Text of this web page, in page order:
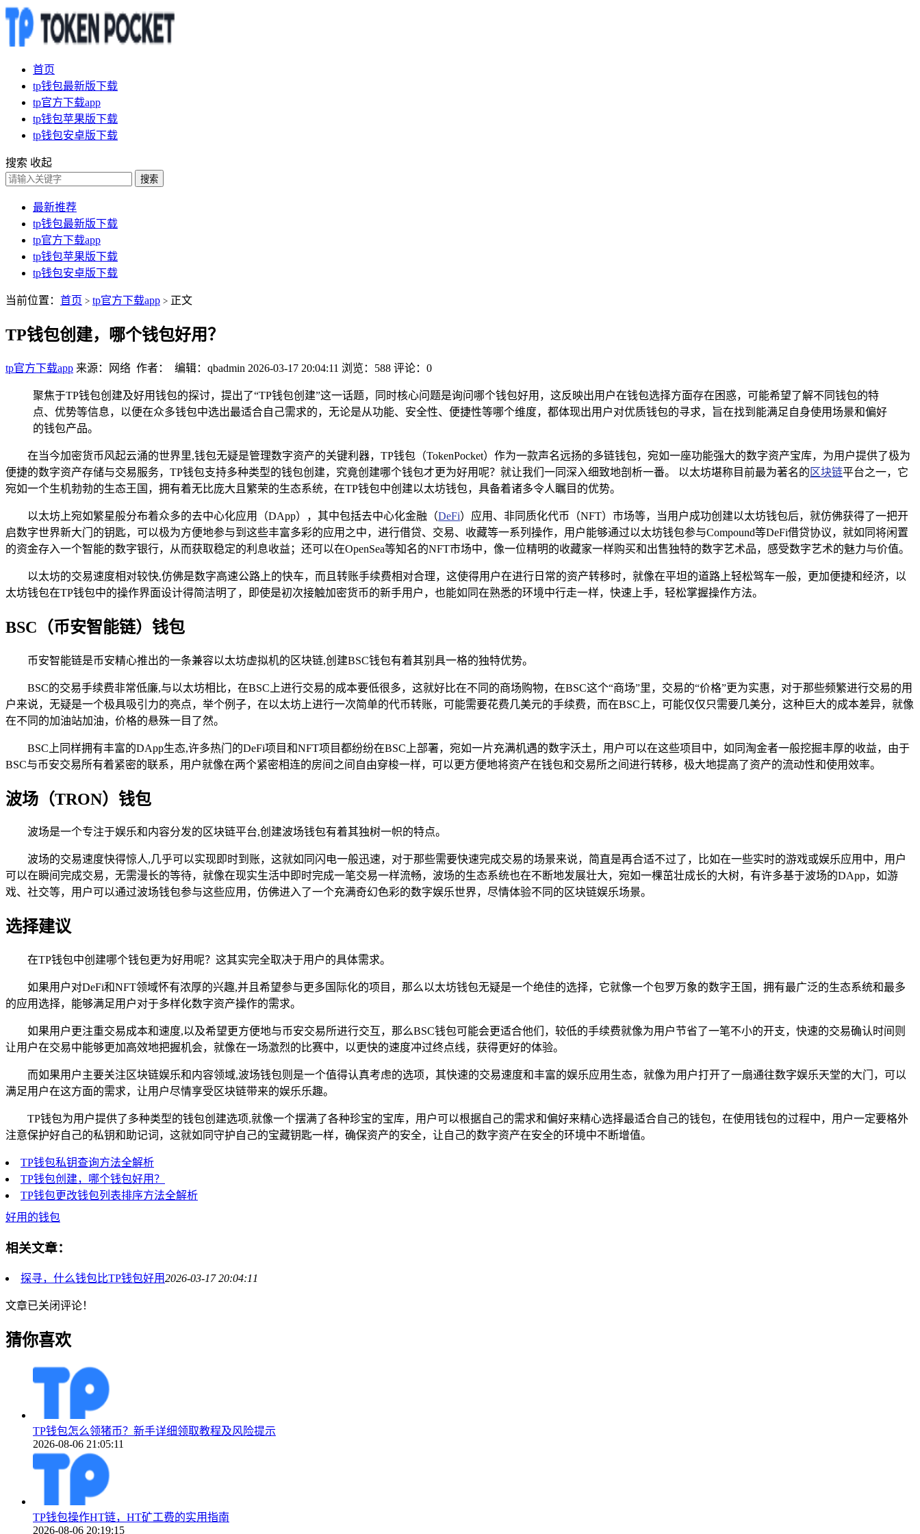
首页
tp钱包最新版下载
tp官方下载app
tp钱包苹果版下载
tp钱包安卓版下载
搜索 收起
搜索
最新推荐
tp钱包最新版下载
tp官方下载app
tp钱包苹果版下载
tp钱包安卓版下载
当前位置： 首页 > tp官方下载app > 正文
TP钱包创建，哪个钱包好用？
tp官方下载app 来源：网络 作者： 编辑：qbadmin 2026-03-17 20:04:11 浏览：588 评论：0
聚焦于TP钱包创建及好用钱包的探讨，提出了“TP钱包创建”这一话题，同时核心问题是询问哪个钱包好用，这反映出用户在钱包选择方面存在困惑，可能希望了解不同钱包的特
点、优势等信息，以便在众多钱包中选出最适合自己需求的，无论是从功能、安全性、便捷性等哪个维度，都体现出用户对优质钱包的寻求，旨在找到能满足自身使用场景和偏好
的钱包产品。
在当今加密货币风起云涌的世界里,钱包无疑是管理数字资产的关键利器，TP钱包（TokenPocket）作为一款声名远扬的多链钱包，宛如一座功能强大的数字资产宝库，为用户提供了极为
便捷的数字资产存储与交易服务，TP钱包支持多种类型的钱包创建，究竟创建哪个钱包才更为好用呢？就让我们一同深入细致地剖析一番。 以太坊堪称目前最为著名的 区块链平台之一，它
宛如一个生机勃勃的生态王国，拥有着无比庞大且繁荣的生态系统，在TP钱包中创建以太坊钱包，具备着诸多令人瞩目的优势。
以太坊上宛如繁星般分布着众多的去中心化应用（DApp），其中包括去中心化金融（DeFi）应用、非同质化代币（NFT）市场等，当用户成功创建以太坊钱包后，就仿佛获得了一把开
启数字世界新大门的钥匙，可以极为方便地参与到这些丰富多彩的应用之中，进行借贷、交易、收藏等一系列操作，用户能够通过以太坊钱包参与Compound等DeFi借贷协议，就如同将闲置
的资金存入一个智能的数字银行，从而获取稳定的利息收益；还可以在OpenSea等知名的NFT市场中，像一位精明的收藏家一样购买和出售独特的数字艺术品，感受数字艺术的魅力与价值。
以太坊的交易速度相对较快,仿佛是数字高速公路上的快车，而且转账手续费相对合理，这使得用户在进行日常的资产转移时，就像在平坦的道路上轻松驾车一般，更加便捷和经济，以
太坊钱包在TP钱包中的操作界面设计得简洁明了，即使是初次接触加密货币的新手用户，也能如同在熟悉的环境中行走一样，快速上手，轻松掌握操作方法。
BSC（币安智能链）钱包
币安智能链是币安精心推出的一条兼容以太坊虚拟机的区块链,创建BSC钱包有着其别具一格的独特优势。
BSC的交易手续费非常低廉,与以太坊相比，在BSC上进行交易的成本要低很多，这就好比在不同的商场购物，在BSC这个“商场”里，交易的“价格”更为实惠，对于那些频繁进行交易的用
户来说，无疑是一个极具吸引力的亮点，举个例子，在以太坊上进行一次简单的代币转账，可能需要花费几美元的手续费，而在BSC上，可能仅仅只需要几美分，这种巨大的成本差异，就像
在不同的加油站加油，价格的悬殊一目了然。
BSC上同样拥有丰富的DApp生态,许多热门的DeFi项目和NFT项目都纷纷在BSC上部署，宛如一片充满机遇的数字沃土，用户可以在这些项目中，如同淘金者一般挖掘丰厚的收益，由于
BSC与币安交易所有着紧密的联系，用户就像在两个紧密相连的房间之间自由穿梭一样，可以更方便地将资产在钱包和交易所之间进行转移，极大地提高了资产的流动性和使用效率。
波场（TRON）钱包
波场是一个专注于娱乐和内容分发的区块链平台,创建波场钱包有着其独树一帜的特点。
波场的交易速度快得惊人,几乎可以实现即时到账，这就如同闪电一般迅速，对于那些需要快速完成交易的场景来说，简直是再合适不过了，比如在一些实时的游戏或娱乐应用中，用户
可以在瞬间完成交易，无需漫长的等待，就像在现实生活中即时完成一笔交易一样流畅，波场的生态系统也在不断地发展壮大，宛如一棵茁壮成长的大树，有许多基于波场的DApp，如游
戏、社交等，用户可以通过波场钱包参与这些应用，仿佛进入了一个充满奇幻色彩的数字娱乐世界，尽情体验不同的区块链娱乐场景。
选择建议
在TP钱包中创建哪个钱包更为好用呢？这其实完全取决于用户的具体需求。
如果用户对DeFi和NFT领域怀有浓厚的兴趣,并且希望参与更多国际化的项目，那么以太坊钱包无疑是一个绝佳的选择，它就像一个包罗万象的数字王国，拥有最广泛的生态系统和最多
的应用选择，能够满足用户对于多样化数字资产操作的需求。
如果用户更注重交易成本和速度,以及希望更方便地与币安交易所进行交互，那么BSC钱包可能会更适合他们，较低的手续费就像为用户节省了一笔不小的开支，快速的交易确认时间则
让用户在交易中能够更加高效地把握机会，就像在一场激烈的比赛中，以更快的速度冲过终点线，获得更好的体验。
而如果用户主要关注区块链娱乐和内容领域,波场钱包则是一个值得认真考虑的选项，其快速的交易速度和丰富的娱乐应用生态，就像为用户打开了一扇通往数字娱乐天堂的大门，可以
满足用户在这方面的需求，让用户尽情享受区块链带来的娱乐乐趣。
TP钱包为用户提供了多种类型的钱包创建选项,就像一个摆满了各种珍宝的宝库，用户可以根据自己的需求和偏好来精心选择最适合自己的钱包，在使用钱包的过程中，用户一定要格外
注意保护好自己的私钥和助记词，这就如同守护自己的宝藏钥匙一样，确保资产的安全，让自己的数字资产在安全的环境中不断增值。
TP钱包私钥查询方法全解析
TP钱包创建，哪个钱包好用？
TP钱包更改钱包列表排序方法全解析
好用的钱包
相关文章：
探寻，什么钱包比TP钱包好用2026-03-17 20:04:11
文章已关闭评论！
猜你喜欢
TP钱包怎么领猪币？新手详细领取教程及风险提示
2026-08-06 21:05:11
TP钱包操作HT链，HT矿工费的实用指南
2026-08-06 20:19:15